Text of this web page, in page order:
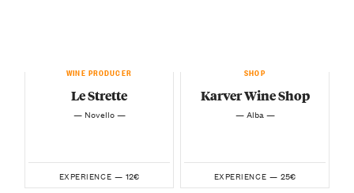
WINE PRODUCER
Le Strette
— Novello —
EXPERIENCE — 12€
SHOP
Karver Wine Shop
— Alba —
EXPERIENCE — 25€